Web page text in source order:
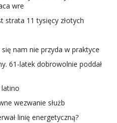
wre
strata 11 tysięcy złotych
nam nie przyda w praktyce
61-latek dobrowolnie poddał
latino
wezwanie służb
linię energetyczną?